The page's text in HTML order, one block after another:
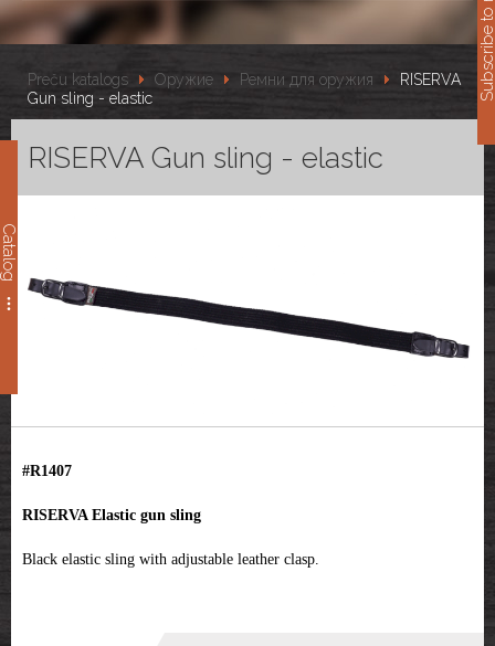
Catalog
Preču katalogs Оружие Ремни для оружия
RISERVA
Gun sling - elastic
RISERVA Gun sling - elastic
#R1407
RISERVA Elastic gun sling
Black elastic sling with adjustable leather clasp.